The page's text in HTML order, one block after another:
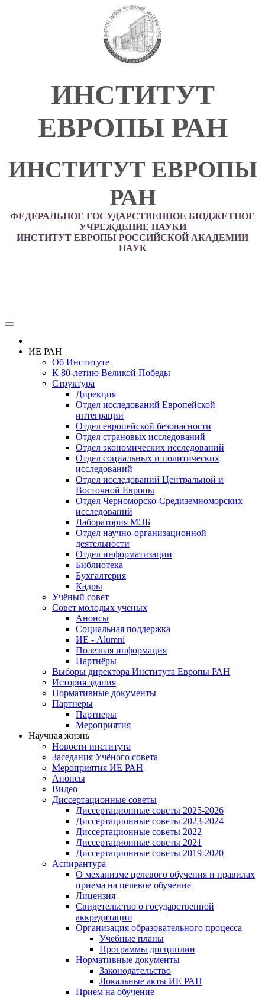
ИНСТИТУТ
ЕВРОПЫ РАН
ИНСТИТУТ ЕВРОПЫ
РАН
ФЕДЕРАЛЬНОЕ ГОСУДАРСТВЕННОЕ БЮДЖЕТНОЕ
УЧРЕЖДЕНИЕ НАУКИ
ИНСТИТУТ ЕВРОПЫ РОССИЙСКОЙ АКАДЕМИИ
НАУК
ИЕ РАН
Об Институте
К 80-летию Великой Победы
Структура
Дирекция
Отдел исследований Европейской
интеграции
Отдел европейской безопасности
Отдел страновых исследований
Отдел экономических исследований
Отдел социальных и политических
исследований
Отдел исследований Центральной и
Восточной Европы
Отдел Черноморско-Средиземноморских
исследований
Лаборатория МЭБ
Отдел научно-организационной
деятельности
Отдел информатизации
Библиотека
Бухгалтерия
Кадры
Учёный совет
Совет молодых ученых
Анонсы
Социальная поддержка
ИЕ - Alumni
Полезная информация
Партнёры
Выборы директора Института Европы РАН
История здания
Нормативные документы
Партнеры
Партнеры
Мероприятия
Научная жизнь
Новости института
Заседания Учёного совета
Мероприятия ИЕ РАН
Анонсы
Видео
Диссертационные советы
Диссертационные советы 2025-2026
Диссертационные советы 2023-2024
Диссертационные советы 2022
Диссертационные советы 2021
Диссертационные советы 2019-2020
Аспирантура
О механизме целевого обучения и правилах
приема на целевое обучение
Лицензия
Свидетельство о государственной
аккредитации
Организация образовательного процесса
Учебные планы
Программы дисциплин
Нормативные документы
Законодательство
Локальные акты ИЕ РАН
Прием на обучение